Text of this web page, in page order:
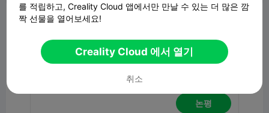
논평
논평
를 적립하고, Creality Cloud 앱에서만 만날 수 있는 더 많은 깜
짝 선물을 열어보세요!
Creality Cloud 에서 열기
취소